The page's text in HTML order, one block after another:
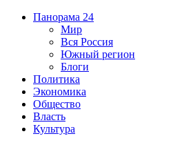
Панорама 24
Мир
Вся Россия
Южный регион
Блоги
Политика
Экономика
Общество
Власть
Культура